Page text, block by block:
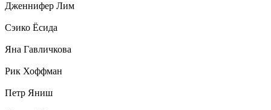
Дженнифер Лим
Сэико Ёсида
Яна Гавличкова
Рик Хоффман
Петр Яниш